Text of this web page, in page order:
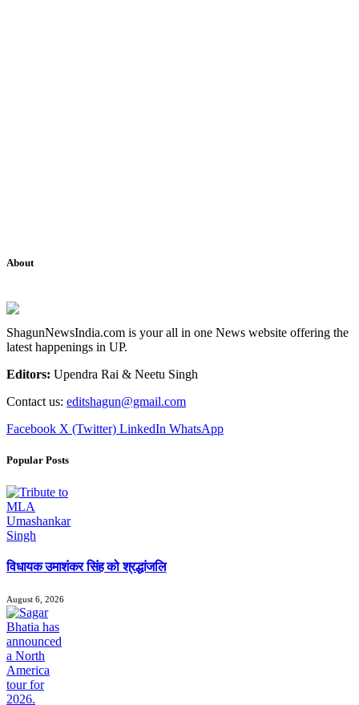
About
ShagunNewsIndia.com is your all in one News website offering the
latest happenings in UP.
Editors: Upendra Rai & Neetu Singh
Contact us: editshagun@gmail.com
Facebook X (Twitter) LinkedIn WhatsApp
Popular Posts
विधायक उमाशंकर सिंह को श्रद्धांजलि
August 6, 2026